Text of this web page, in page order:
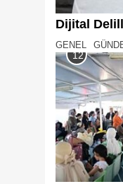
Dijital
GENEL
12